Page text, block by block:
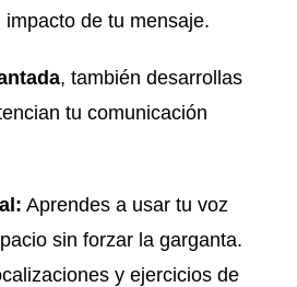
de tu mensaje.
, también desarrollas
tu comunicación
Aprendes a usar tu voz
sin forzar la garganta.
y ejercicios de